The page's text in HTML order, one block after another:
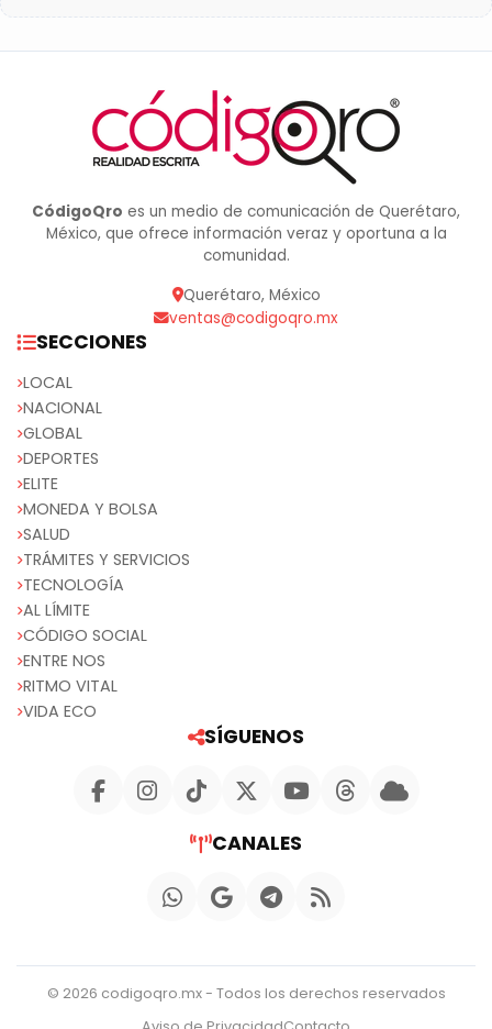
CódigoQro es un medio de comunicación de Querétaro,
México, que ofrece información veraz y oportuna a la
comunidad.
Querétaro, México
ventas@codigoqro.mx
SECCIONES
LOCAL
NACIONAL
GLOBAL
DEPORTES
ELITE
MONEDA Y BOLSA
SALUD
TRÁMITES Y SERVICIOS
TECNOLOGÍA
AL LÍMITE
CÓDIGO SOCIAL
ENTRE NOS
RITMO VITAL
VIDA ECO
SÍGUENOS
CANALES
© 2026 codigoqro.mx - Todos los derechos reservados